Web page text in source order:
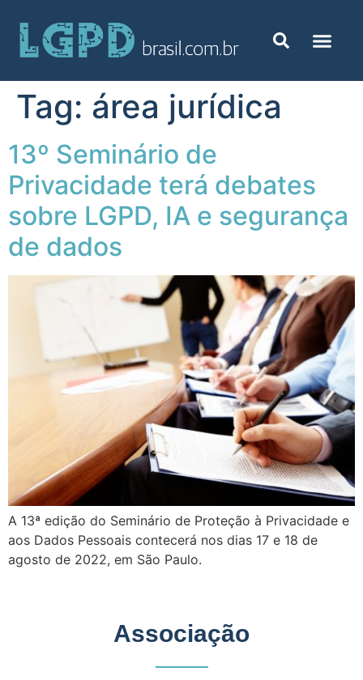
Tag: área jurídica
13º Seminário de
Privacidade terá debates
sobre LGPD, IA e segurança
de dados
A 13ª edição do Seminário de Proteção à Privacidade e
aos Dados Pessoais contecerá nos dias 17 e 18 de
agosto de 2022, em São Paulo.
Associação